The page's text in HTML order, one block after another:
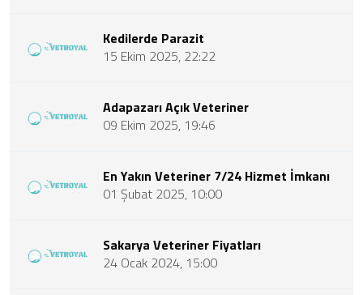
Kedilerde Parazit
15 Ekim 2025, 22:22
Adapazarı Açık Veteriner
09 Ekim 2025, 19:46
En Yakın Veteriner 7/24 Hizmet İmkanı
01 Şubat 2025, 10:00
Sakarya Veteriner Fiyatları
24 Ocak 2024, 15:00